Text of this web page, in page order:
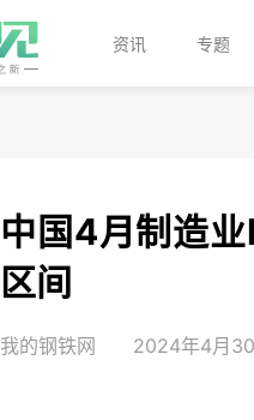
资讯 专题
中国4月制造
区间
我的钢铁网 2024年4月